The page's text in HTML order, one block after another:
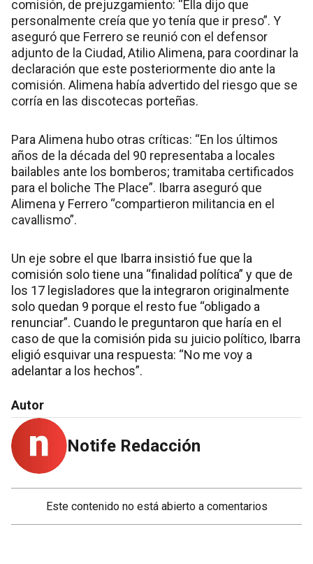
comisión, de prejuzgamiento: “Ella dijo que
personalmente creía que yo tenía que ir preso”. Y
aseguró que Ferrero se reunió con el defensor
adjunto de la Ciudad, Atilio Alimena, para coordinar la
declaración que este posteriormente dio ante la
comisión. Alimena había advertido del riesgo que se
corría en las discotecas porteñas.
Para Alimena hubo otras críticas: “En los últimos
años de la década del 90 representaba a locales
bailables ante los bomberos; tramitaba certificados
para el boliche The Place”. Ibarra aseguró que
Alimena y Ferrero “compartieron militancia en el
cavallismo”.
Un eje sobre el que Ibarra insistió fue que la
comisión solo tiene una “finalidad política” y que de
los 17 legisladores que la integraron originalmente
solo quedan 9 porque el resto fue “obligado a
renunciar”. Cuando le preguntaron que haría en el
caso de que la comisión pida su juicio político, Ibarra
eligió esquivar una respuesta: “No me voy a
adelantar a los hechos”.
Autor
Notife Redacción
Este contenido no está abierto a comentarios